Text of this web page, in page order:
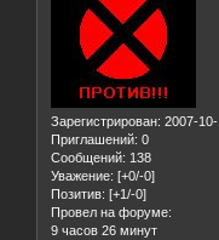
Зарегистрирован: 2007-
Приглашений: 0
Сообщений: 138
Уважение: [+0/-0]
Позитив: [+1/-0]
Провел на форуме:
9 часов 26 минут